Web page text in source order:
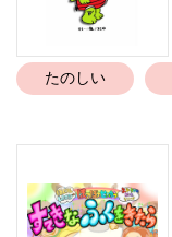
たのしい